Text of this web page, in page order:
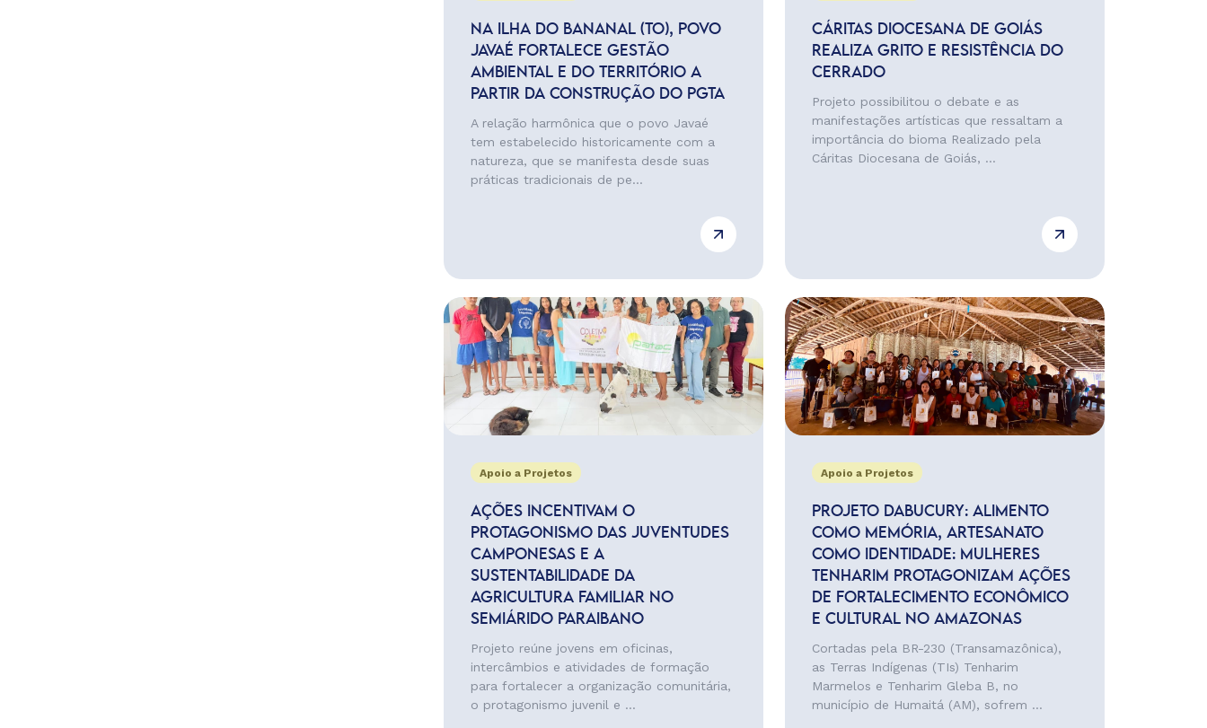
NA ILHA DO BANANAL (TO), POVO
JAVAÉ FORTALECE GESTÃO
AMBIENTAL E DO TERRITÓRIO A
PARTIR DA CONSTRUÇÃO DO PGTA
A relação harmônica que o povo Javaé
tem estabelecido historicamente com a
natureza, que se manifesta desde suas
práticas tradicionais de pe...
CÁRITAS DIOCESANA DE GOIÁS
REALIZA GRITO E RESISTÊNCIA DO
CERRADO
Projeto possibilitou o debate e as
manifestações artísticas que ressaltam a
importância do bioma Realizado pela
Cáritas Diocesana de Goiás, ...
Apoio a Projetos
AÇÕES INCENTIVAM O
PROTAGONISMO DAS JUVENTUDES
CAMPONESAS E A
SUSTENTABILIDADE DA
AGRICULTURA FAMILIAR NO
SEMIÁRIDO PARAIBANO
Projeto reúne jovens em oficinas,
intercâmbios e atividades de formação
para fortalecer a organização comunitária,
o protagonismo juvenil e ...
Apoio a Projetos
PROJETO DABUCURY: ALIMENTO
COMO MEMÓRIA, ARTESANATO
COMO IDENTIDADE: MULHERES
TENHARIM PROTAGONIZAM AÇÕES
DE FORTALECIMENTO ECONÔMICO
E CULTURAL NO AMAZONAS
Cortadas pela BR-230 (Transamazônica),
as Terras Indígenas (TIs) Tenharim
Marmelos e Tenharim Gleba B, no
município de Humaitá (AM), sofrem ...